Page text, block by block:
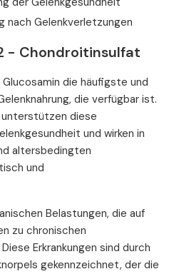
nach Gelenkverletzungen
- Chondroitinsulfat
die häufigste und
die verfügbar ist.
unterstützen diese
und wirken in
altersbedingten
und
Belastungen, die auf
zu chronischen
Erkrankungen sind durch
gekennzeichnet, der die